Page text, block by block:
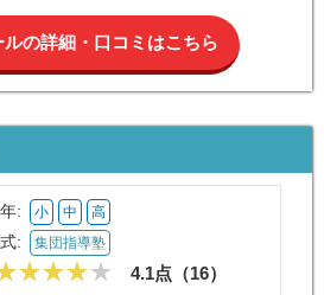
の詳細・口コミはこちら
: 小 中 高
: 集団指導塾
4.1点（16）